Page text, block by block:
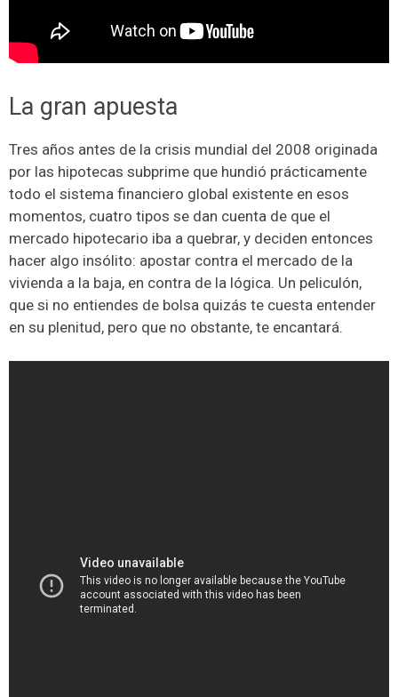
La gran apuesta
Tres años antes de la crisis mundial del 2008 originada
por las hipotecas subprime que hundió prácticamente
todo el sistema financiero global existente en esos
momentos, cuatro tipos se dan cuenta de que el
mercado hipotecario iba a quebrar, y deciden entonces
hacer algo insólito: apostar contra el mercado de la
vivienda a la baja, en contra de la lógica. Un peliculón,
que si no entiendes de bolsa quizás te cuesta entender
en su plenitud, pero que no obstante, te encantará.